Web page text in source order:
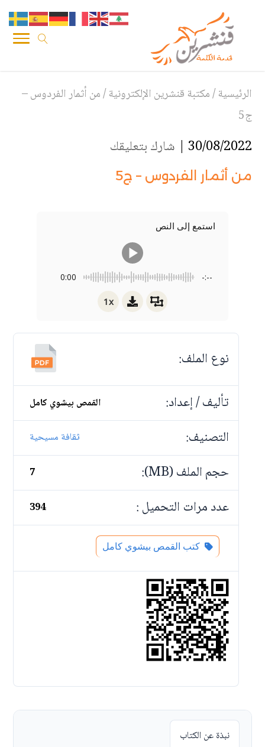
الرئيسية/مكتبة قنشرين الإلكترونية/من أثمار الفردوس –
ج5
30/08/2022 | شارك بتعليقك
من أثمار الفردوس – ج5
استمع إلى النص
0:00 -:--
1x
نوع الملف:
تأليف / إعداد:
القمص بيشوي كامل
التصنيف: ثقافة مسيحية
حجم الملف (MB): 7
عدد مرات التحميل : 394
كتب القمص بيشوي كامل
نبذة عن الكتاب